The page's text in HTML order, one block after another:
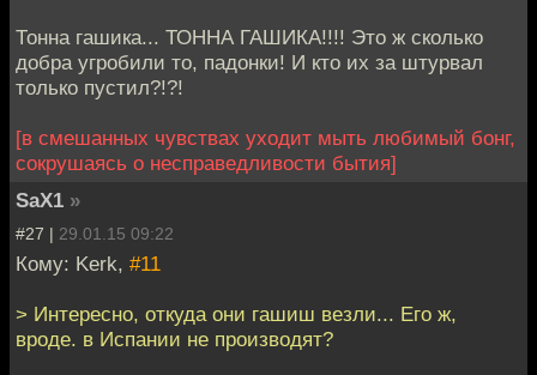
Тонна гашика... ТОННА ГАШИКА!!!! Это ж сколько
добра угробили то, падонки! И кто их за штурвал
только пустил?!?!
[в смешанных чувствах уходит мыть любимый бонг,
сокрушаясь о несправедливости бытия]
SaX1 »
#27 | 29.01.15 09:22
Кому: Kerk, #11
> Интересно, откуда они гашиш везли... Его ж,
вроде. в Испании не производят?